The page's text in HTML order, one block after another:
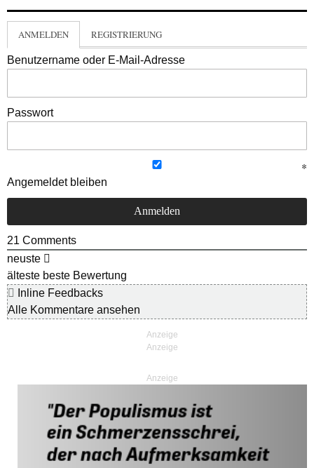
ANMELDEN REGISTRIERUNG
Benutzername oder E-Mail-Adresse
Passwort
Angemeldet bleiben
21 Comments
neuste
älteste beste Bewertung
Inline Feedbacks
Alle Kommentare ansehen
Anzeige